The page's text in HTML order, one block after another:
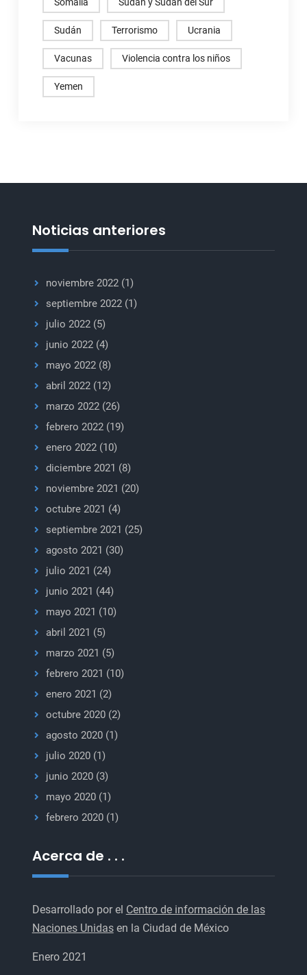
Sudán Terrorismo Ucrania
Vacunas Violencia contra los niños
Yemen
Noticias anteriores
noviembre 2022(1)
septiembre 2022(1)
julio 2022(5)
junio 2022(4)
mayo 2022(8)
abril 2022(12)
marzo 2022(26)
febrero 2022(19)
enero 2022(10)
diciembre 2021 (8)
noviembre 2021 (20)
octubre 2021 (4)
septiembre 2021 (25)
agosto 2021 (30)
julio 2021 (24)
junio 2021 (44)
mayo 2021 (10)
abril 2021 (5)
marzo 2021 (5)
febrero 2021 (10)
enero 2021 (2)
octubre 2020(2)
agosto 2020(1)
julio 2020(1)
junio 2020(3)
mayo 2020(1)
febrero 2020(1)
Acerca de . . .
Desarrollado por el Centro de información de las
Naciones Unidasen la Ciudad de México
Enero 2021